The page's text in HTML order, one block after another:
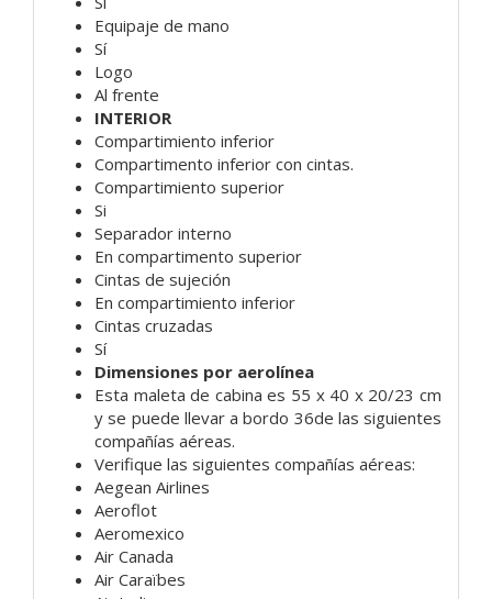
Equipaje de mano
Sí
Logo
Al frente
INTERIOR
Compartimiento inferior
Compartimento inferior con cintas.
Compartimiento superior
Si
Separador interno
En compartimento superior
Cintas de sujeción
En compartimiento inferior
Cintas cruzadas
Sí
Dimensiones por aerolínea
Esta maleta de cabina es 55 x 40 x 20/23 cm
y se puede llevar a bordo 36de las siguientes
compañías aéreas.
Verifique las siguientes compañías aéreas:
Aegean Airlines
Aeroflot
Aeromexico
Air Canada
Air Caraïbes